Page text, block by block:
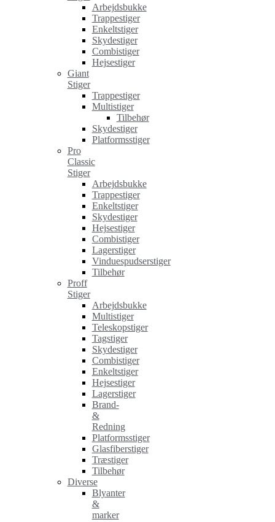
Arbejdsbukke
Trappestiger
Enkeltstiger
Skydestiger
Combistiger
Hejsestiger
Giant
Stiger
Trappestiger
Multistiger
Tilbehør
Skydestiger
Platformsstiger
Pro
Classic
Stiger
Arbejdsbukke
Trappestiger
Enkeltstiger
Skydestiger
Hejsestiger
Combistiger
Lagerstiger
Vinduespudserstiger
Tilbehør
Proff
Stiger
Arbejdsbukke
Multistiger
Teleskopstiger
Tagstiger
Skydestiger
Combistiger
Enkeltstiger
Hejsestiger
Lagerstiger
Brand-
&
Redning
Platformsstiger
Glasfiberstiger
Træstiger
Tilbehør
Diverse
Blyanter
&
marker